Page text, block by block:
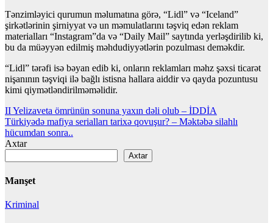
Tənzimləyici qurumun məlumatına görə, “Lidl” və “Iceland”
şirkətlərinin şirniyyat və un məmulatlarını təşviq edən reklam
materialları “Instagram”da və “Daily Mail” saytında yerləşdirilib ki,
bu da müəyyən edilmiş məhdudiyyətlərin pozulması deməkdir.
“Lidl” tərəfi isə bəyan edib ki, onların reklamları məhz şəxsi ticarət
nişanının təşviqi ilə bağlı istisna hallara aiddir və qayda pozuntusu
kimi qiymətləndirilməməlidir.
Yazı
naviqasiyası
II Yelizaveta ömrünün sonuna yaxın dəli olub – İDDİA
Türkiyədə mafiya serialları tarixə qovuşur? – Məktəbə silahlı
hücumdan sonra..
Axtar
Axtar
Manşet
Kriminal